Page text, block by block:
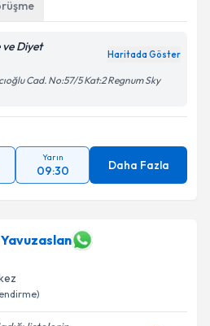
Diyet
Cad. No:57/5 Kat:2 Regnum Sky
Yarın
09:30 Daha Fazla